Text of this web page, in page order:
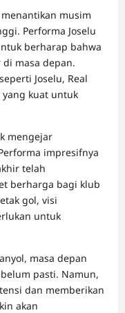
musim
Performa Joselu
berharap bahwa
masa depan.
Joselu, Real
kuat untuk
mengejar
impresifnya
telah
berharga bagi klub
gol, visi
untuk
masa depan
pasti. Namun,
dan memberikan
akan